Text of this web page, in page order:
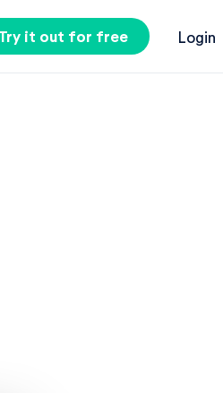
Try it out for free Login